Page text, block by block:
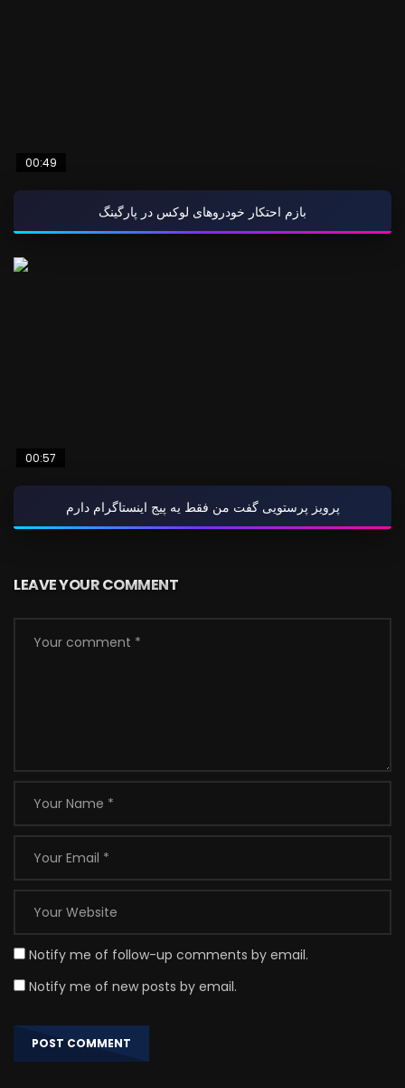
00:49
بازم احتکار خودروهای لوکس در پارگینگ
00:57
پرویز پرستویی گفت من فقط یه پیج اینستاگرام دارم
LEAVE YOUR COMMENT
Notify me of follow-up comments by email.
Notify me of new posts by email.